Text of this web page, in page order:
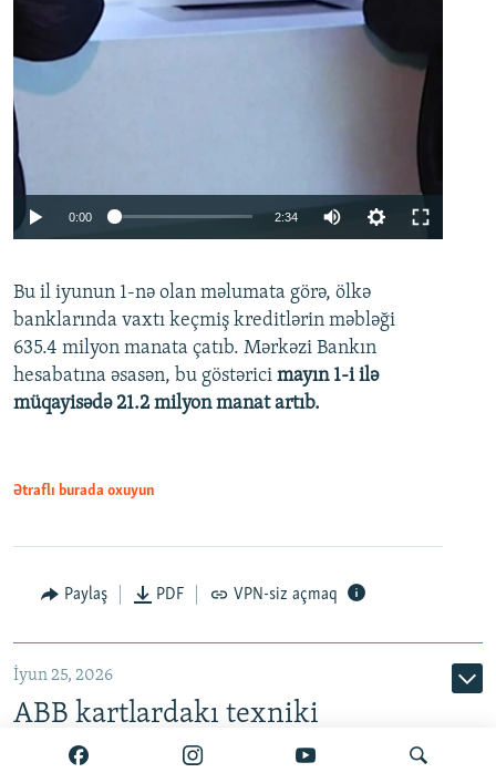
Auto 240p 360p 480p
720p 1080p
0:00 2:34
360p
480p
720p
Bu il iyunun 1-nə olan məlumata görə, ölkə
banklarında vaxtı keçmiş kreditlərin məbləği
635.4 milyon manata çatıb. Mərkəzi Bankın
hesabatına əsasən, bu göstərici mayın 1-i ilə
müqayisədə 21.2 milyon manat artıb.
Ətraflı burada oxuyun
Paylaş PDF VPN-siz açmaq
İyun 25, 2026
ABB kartlardakı texniki
problemin həll olunduğunu